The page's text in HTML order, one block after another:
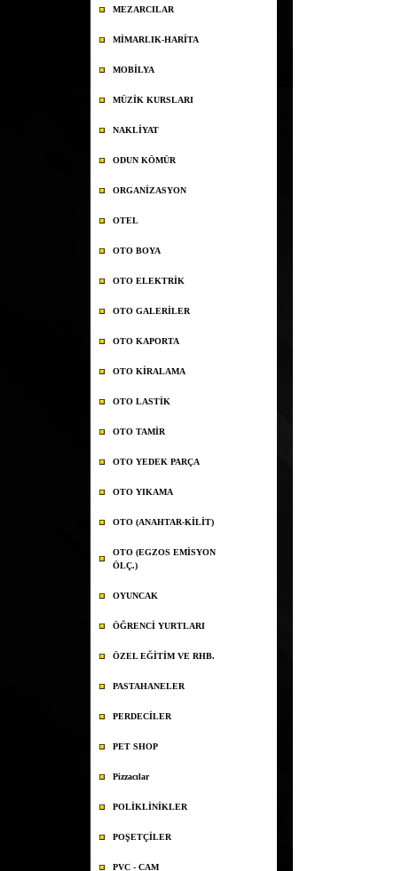
MEZARCILAR
MİMARLIK-HARİTA
MOBİLYA
MÜZİK KURSLARI
NAKLİYAT
ODUN KÖMÜR
ORGANİZASYON
OTEL
OTO BOYA
OTO ELEKTRİK
OTO GALERİLER
OTO KAPORTA
OTO KİRALAMA
OTO LASTİK
OTO TAMİR
OTO YEDEK PARÇA
OTO YIKAMA
OTO (ANAHTAR-KİLİT)
OTO (EGZOS EMİSYON
ÖLÇ.)
OYUNCAK
ÖĞRENCİ YURTLARI
ÖZEL EĞİTİM VE RHB.
PASTAHANELER
PERDECİLER
PET SHOP
Pizzacılar
POLİKLİNİKLER
POŞETÇİLER
PVC - CAM